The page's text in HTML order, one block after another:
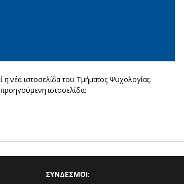
νέα ιστοσελίδα του Τμήματος Ψυχολογίας.
προηγούμενη ιστοσελίδα:
ΣΥΝΔΕΣΜΟΙ: